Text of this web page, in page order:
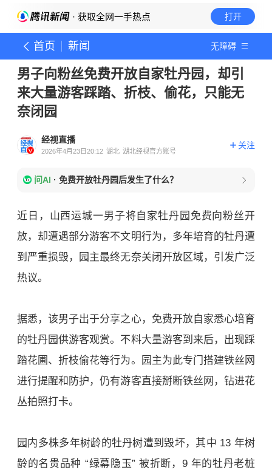
· 获取全网一手热点 打开
首页 新闻 无障碍
男子向粉丝免费开放自家牡丹园，却引
来大量游客踩踏、折枝、偷花，只能无
奈闭园
经视直播
2026年4月23日20:12 湖北 湖北经视官方账号
关注
问AI · 免费开放牡丹园后发生了什么？
近日，山西运城一男子将自家牡丹园免费向粉丝开
放，却遭遇部分游客不文明行为，多年培育的牡丹遭
到严重损毁，园主最终无奈关闭开放区域，引发广泛
热议。
据悉，该男子出于分享之心，免费开放自家悉心培育
的牡丹园供游客观赏。不料大量游客到来后，出现踩
踏花圃、折枝偷花等行为。园主为此专门搭建铁丝网
进行提醒和防护，仍有游客直接掰断铁丝网，钻进花
丛拍照打卡。
园内多株多年树龄的牡丹树遭到毁坏，其中 13 年树
龄的名贵品种 “绿幕隐玉” 被折断，9 年的牡丹老桩